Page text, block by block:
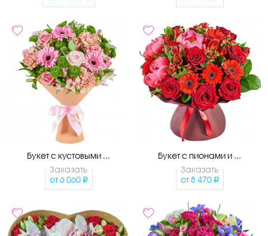
Букет с кустовыми ...
Заказать
от 6 060
Букет с пионами и ...
Заказать
от 8 470